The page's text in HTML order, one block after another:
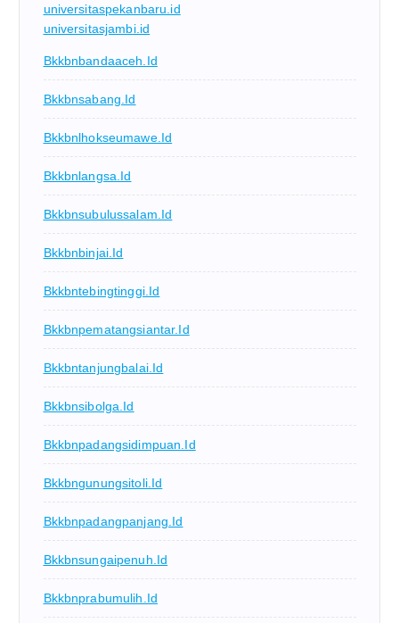
universitaspekanbaru.id
universitasjambi.id
Bkkbnbandaaceh.id
Bkkbnsabang.id
Bkkbnlhokseumawe.id
Bkkbnlangsa.id
Bkkbnsubulussalam.id
Bkkbnbinjai.id
Bkkbntebingtinggi.id
Bkkbnpematangsiantar.id
Bkkbntanjungbalai.id
Bkkbnsibolga.id
Bkkbnpadangsidimpuan.id
Bkkbngunungsitoli.id
Bkkbnpadangpanjang.id
Bkkbnsungaipenuh.id
Bkkbnprabumulih.id